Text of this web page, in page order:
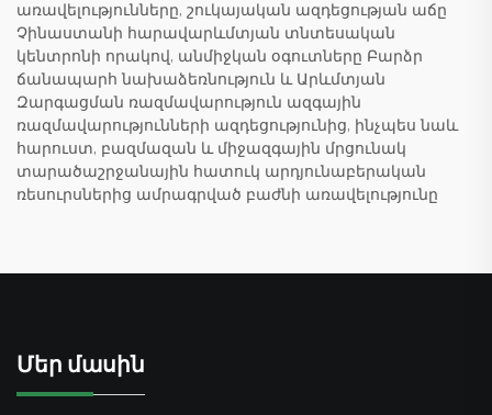
առավելությունները, շուկայական ազդեցության աճը
Չինաստանի հարավարևմտյան տնտեսական
կենտրոնի որակով, անմիջկան օգուտները Բարձր
ճանապարհ նախաձեռնություն և Արևմտյան
Զարգացման ռազմավարություն ազգային
ռազմավարությունների ազդեցությունից, ինչպես նաև
հարուստ, բազմազան և միջազգային մրցունակ
տարածաշրջանային հատուկ արդյունաբերական
ռեսուրսներից ամրագրված բաժնի առավելությունը
Մեր մասին